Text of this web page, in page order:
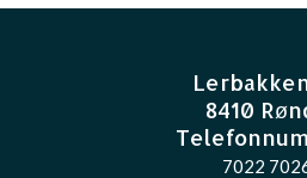
8410
7022